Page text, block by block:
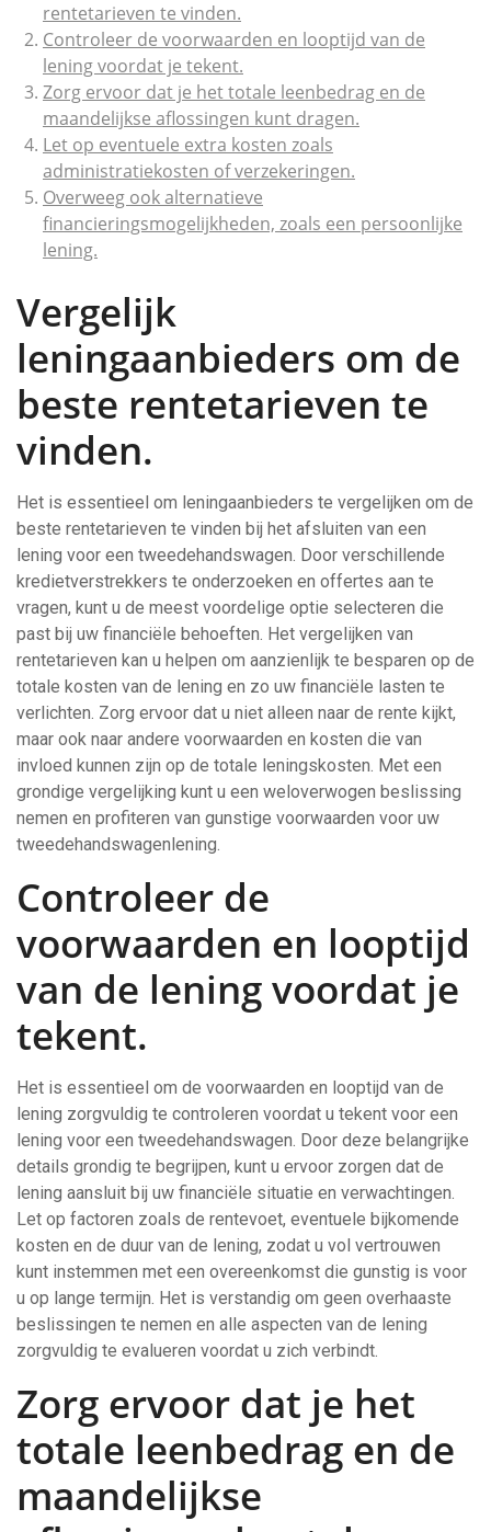
rentetarieven te vinden.
Controleer de voorwaarden en looptijd van de
lening voordat je tekent.
Zorg ervoor dat je het totale leenbedrag en de
maandelijkse aflossingen kunt dragen.
Let op eventuele extra kosten zoals
administratiekosten of verzekeringen.
Overweeg ook alternatieve
financieringsmogelijkheden, zoals een persoonlijke
lening.
Vergelijk
leningaanbieders om de
beste rentetarieven te
vinden.
Het is essentieel om leningaanbieders te vergelijken om de
beste rentetarieven te vinden bij het afsluiten van een
lening voor een tweedehandswagen. Door verschillende
kredietverstrekkers te onderzoeken en offertes aan te
vragen, kunt u de meest voordelige optie selecteren die
past bij uw financiële behoeften. Het vergelijken van
rentetarieven kan u helpen om aanzienlijk te besparen op de
totale kosten van de lening en zo uw financiële lasten te
verlichten. Zorg ervoor dat u niet alleen naar de rente kijkt,
maar ook naar andere voorwaarden en kosten die van
invloed kunnen zijn op de totale leningskosten. Met een
grondige vergelijking kunt u een weloverwogen beslissing
nemen en profiteren van gunstige voorwaarden voor uw
tweedehandswagenlening.
Controleer de
voorwaarden en looptijd
van de lening voordat je
tekent.
Het is essentieel om de voorwaarden en looptijd van de
lening zorgvuldig te controleren voordat u tekent voor een
lening voor een tweedehandswagen. Door deze belangrijke
details grondig te begrijpen, kunt u ervoor zorgen dat de
lening aansluit bij uw financiële situatie en verwachtingen.
Let op factoren zoals de rentevoet, eventuele bijkomende
kosten en de duur van de lening, zodat u vol vertrouwen
kunt instemmen met een overeenkomst die gunstig is voor
u op lange termijn. Het is verstandig om geen overhaaste
beslissingen te nemen en alle aspecten van de lening
zorgvuldig te evalueren voordat u zich verbindt.
Zorg ervoor dat je het
totale leenbedrag en de
maandelijkse